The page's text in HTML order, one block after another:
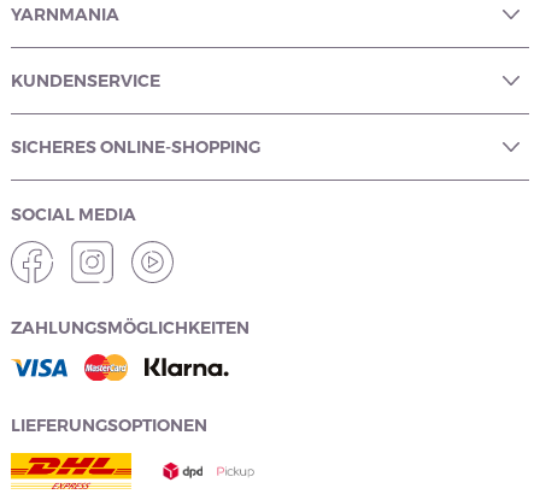
YARNMANIA
KUNDENSERVICE
SICHERES ONLINE-SHOPPING
SOCIAL MEDIA
ZAHLUNGSMÖGLICHKEITEN
LIEFERUNGSOPTIONEN